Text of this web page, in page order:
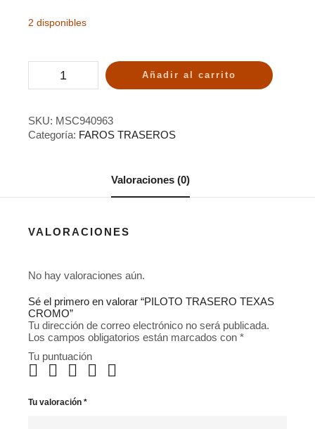
2 disponibles
Añadir al carrito
SKU: MSC940963
Categoría: FAROS TRASEROS
Valoraciones (0)
VALORACIONES
No hay valoraciones aún.
Sé el primero en valorar “PILOTO TRASERO TEXAS
CROMO”
Tu dirección de correo electrónico no será publicada.
Los campos obligatorios están marcados con *
Tu puntuación
Tu valoración *